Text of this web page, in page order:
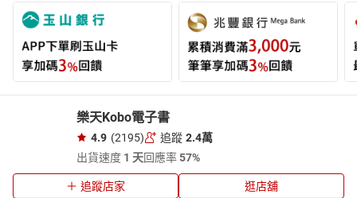
樂天Kobo電子書
4.9 (2195) 追蹤 2.4萬
出貨速度 1 天回應率57%
追蹤店家 逛店舖